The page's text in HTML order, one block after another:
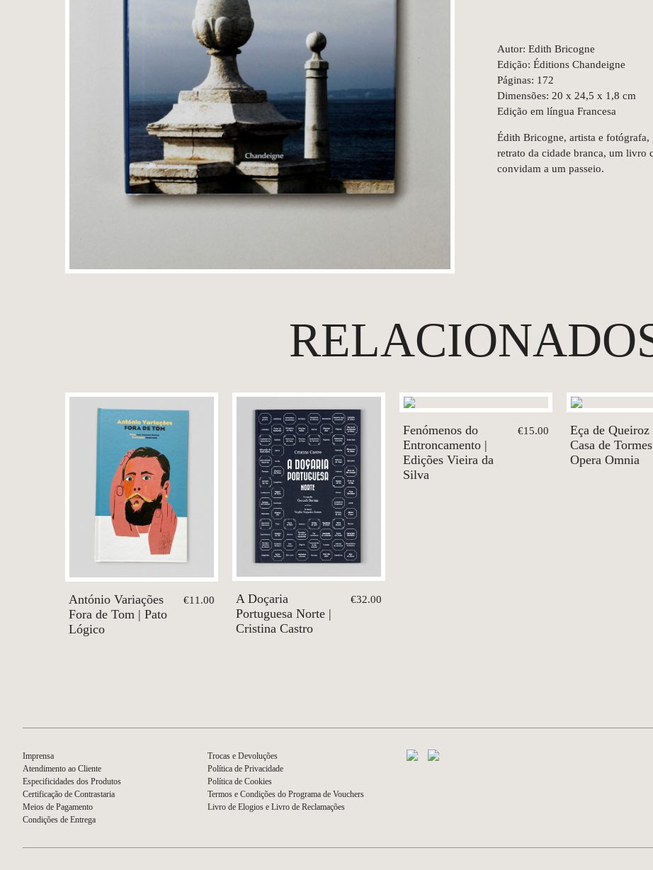
Autor: Edith Bricogne
Edição: Éditions Chandeigne
Páginas: 172
Dimensões: 20 x 24,5 x 1,8 cm
Edição em língua Francesa
Édith Bricogne, artista e
retrato da cidade branca, um livro
convidam a um passeio.
António Variações
Fora de Tom | Pato
Lógico
€11.00
A Doçaria
Portuguesa Norte |
Cristina Castro
€32.00
Fenómenos do
Entroncamento |
Edições Vieira da
Silva
€15.00
Eça de Queiroz
Casa de
Opera Omnia
Imprensa
Atendimento ao Cliente
Especificidades dos Produtos
Certificação de Contrastaria
Meios de Pagamento
Condições de Entrega
Trocas e Devoluções
Política de Privacidade
Política de Cookies
Termos e Condições do Programa de Vouchers
Livro de Elogios e Livro de Reclamações